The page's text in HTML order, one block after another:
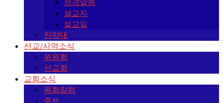
성경말씀
설교자
설교일
찬양대
선교/사역소식
위원회
선교회
교회소식
목회칼럼
주보